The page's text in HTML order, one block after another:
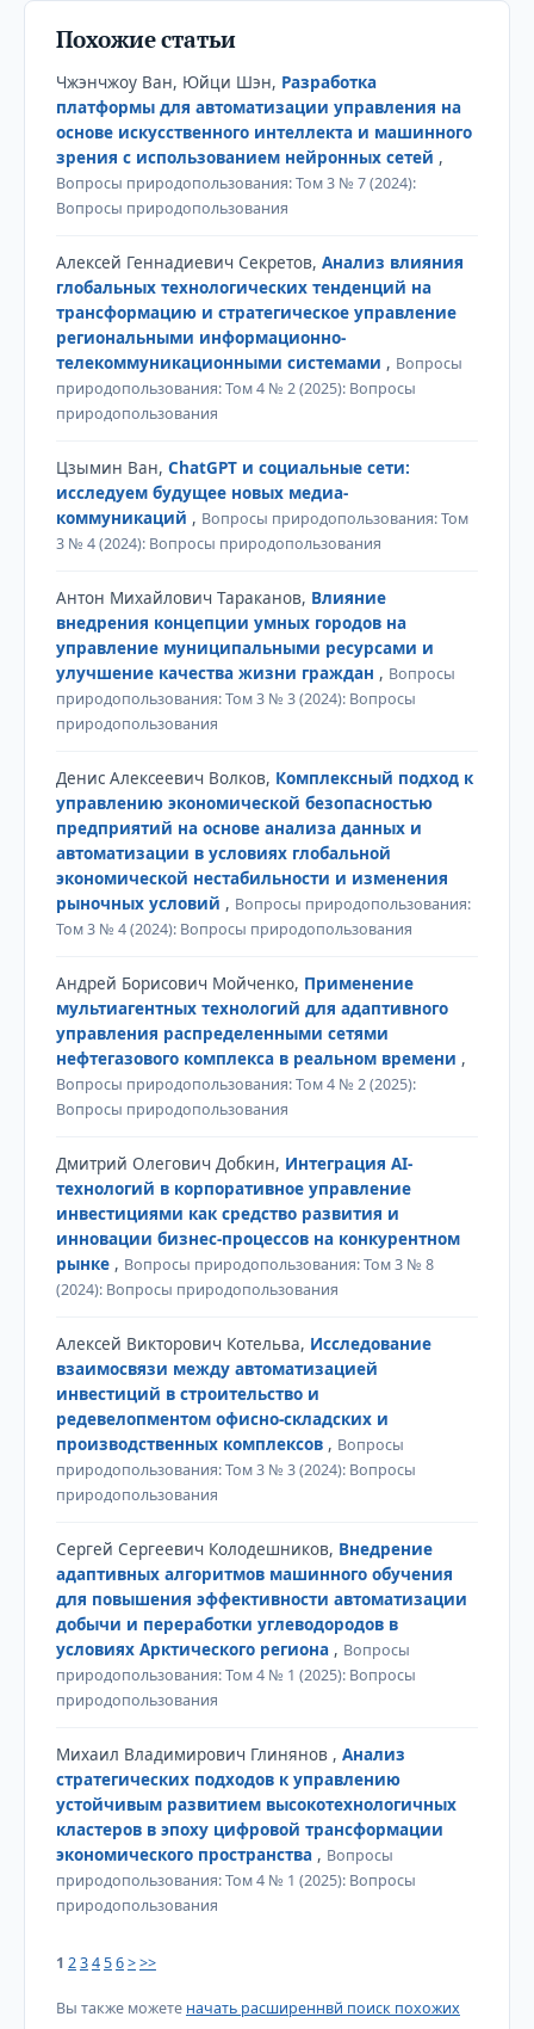
Похожие статьи
Чжэнчжоу Ван, Юйци Шэн, Разработка
платформы для автоматизации управления на
основе искусственного интеллекта и машинного
зрения с использованием нейронных сетей ,
Вопросы природопользования: Том 3 № 7 (2024):
Вопросы природопользования
Алексей Геннадиевич Секретов, Анализ влияния
глобальных технологических тенденций на
трансформацию и стратегическое управление
региональными информационно-
телекоммуникационными системами , Вопросы
природопользования: Том 4 № 2 (2025): Вопросы
природопользования
Цзымин Ван, ChatGPT и социальные сети:
исследуем будущее новых медиа-
коммуникаций , Вопросы природопользования: Том
3 № 4 (2024): Вопросы природопользования
Антон Михайлович Тараканов, Влияние
внедрения концепции умных городов на
управление муниципальными ресурсами и
улучшение качества жизни граждан , Вопросы
природопользования: Том 3 № 3 (2024): Вопросы
природопользования
Денис Алексеевич Волков, Комплексный подход к
управлению экономической безопасностью
предприятий на основе анализа данных и
автоматизации в условиях глобальной
экономической нестабильности и изменения
рыночных условий , Вопросы природопользования:
Том 3 № 4 (2024): Вопросы природопользования
Андрей Борисович Мойченко, Применение
мультиагентных технологий для адаптивного
управления распределенными сетями
нефтегазового комплекса в реальном времени ,
Вопросы природопользования: Том 4 № 2 (2025):
Вопросы природопользования
Дмитрий Олегович Добкин, Интеграция AI-
технологий в корпоративное управление
инвестициями как средство развития и
инновации бизнес-процессов на конкурентном
рынке , Вопросы природопользования: Том 3 № 8
(2024): Вопросы природопользования
Алексей Викторович Котельва, Исследование
взаимосвязи между автоматизацией
инвестиций в строительство и
редевелопментом офисно-складских и
производственных комплексов , Вопросы
природопользования: Том 3 № 3 (2024): Вопросы
природопользования
Сергей Сергеевич Колодешников, Внедрение
адаптивных алгоритмов машинного обучения
для повышения эффективности автоматизации
добычи и переработки углеводородов в
условиях Арктического региона , Вопросы
природопользования: Том 4 № 1 (2025): Вопросы
природопользования
Михаил Владимирович Глинянов , Анализ
стратегических подходов к управлению
устойчивым развитием высокотехнологичных
кластеров в эпоху цифровой трансформации
экономического пространства , Вопросы
природопользования: Том 4 № 1 (2025): Вопросы
природопользования
1 23456>>>
Вы также можете начать расширеннвй поиск похожих